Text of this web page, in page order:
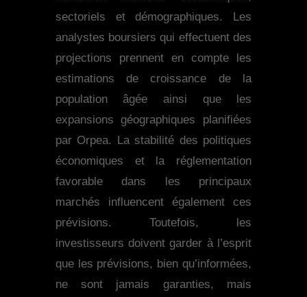
sectoriels et démographiques. Les
analystes boursiers qui effectuent des
projections prennent en compte les
estimations de croissance de la
population âgée ainsi que les
expansions géographiques planifiées
par Orpea. La stabilité des politiques
économiques et la réglementation
favorable dans les principaux
marchés influencent également ces
prévisions. Toutefois, les
investisseurs doivent garder à l’esprit
que les prévisions, bien qu’informées,
ne sont jamais garanties, mais